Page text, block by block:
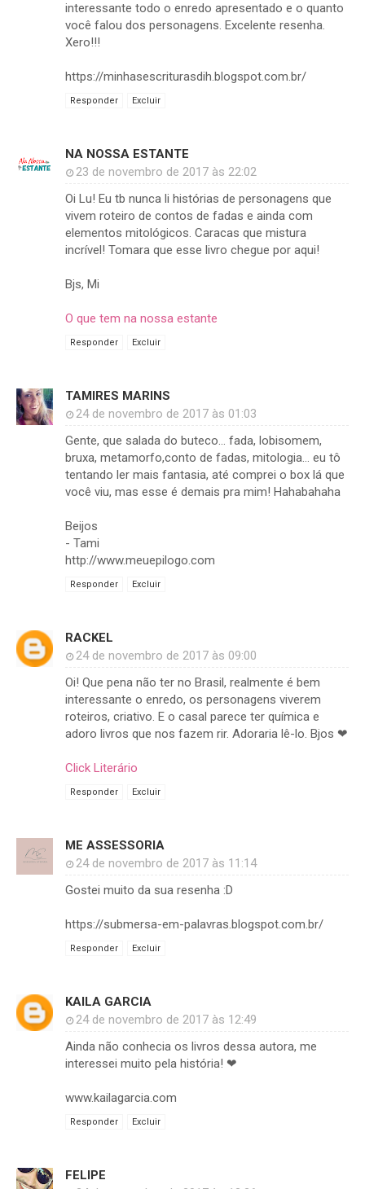
interessante todo o enredo apresentado e o quanto
você falou dos personagens. Excelente resenha.
Xero!!!
https://minhasescriturasdih.blogspot.com.br/
Responder Excluir
NA NOSSA ESTANTE
23 de novembro de 2017 às 22:02
Oi Lu! Eu tb nunca li histórias de personagens que
vivem roteiro de contos de fadas e ainda com
elementos mitológicos. Caracas que mistura
incrível! Tomara que esse livro chegue por aqui!
Bjs, Mi
O que tem na nossa estante
Responder Excluir
TAMIRES MARINS
24 de novembro de 2017 às 01:03
Gente, que salada do buteco... fada, lobisomem,
bruxa, metamorfo,conto de fadas, mitologia... eu tô
tentando ler mais fantasia, até comprei o box lá que
você viu, mas esse é demais pra mim! Hahabahaha
Beijos
- Tami
http://www.meuepilogo.com
Responder Excluir
RACKEL
24 de novembro de 2017 às 09:00
Oi! Que pena não ter no Brasil, realmente é bem
interessante o enredo, os personagens viverem
roteiros, criativo. E o casal parece ter química e
adoro livros que nos fazem rir. Adoraria lê-lo. Bjos ❤
Click Literário
Responder Excluir
ME ASSESSORIA
24 de novembro de 2017 às 11:14
Gostei muito da sua resenha :D
https://submersa-em-palavras.blogspot.com.br/
Responder Excluir
KAILA GARCIA
24 de novembro de 2017 às 12:49
Ainda não conhecia os livros dessa autora, me
interessei muito pela história! ❤
www.kailagarcia.com
Responder Excluir
FELIPE